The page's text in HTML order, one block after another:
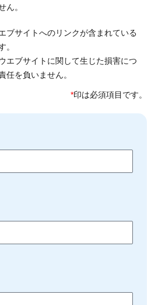
ん。
ブサイトへのリンクが含まれている
。
エブサイトに関して生じた損害につ
任を負いません。
*印は必須項目です。